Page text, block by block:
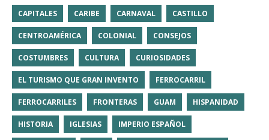
CAPITALES CARIBE CARNAVAL CASTILLO
CENTROAMÉRICA COLONIAL CONSEJOS
COSTUMBRES CULTURA CURIOSIDADES
EL TURISMO QUE GRAN INVENTO FERROCARRIL
FERROCARRILES FRONTERAS GUAM HISPANIDAD
HISTORIA IGLESIAS IMPERIO ESPAÑOL